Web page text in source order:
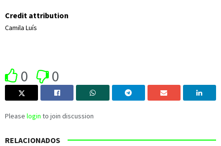
Credit attribution
Camila Luís
0 0
Please login to join discussion
RELACIONADOS